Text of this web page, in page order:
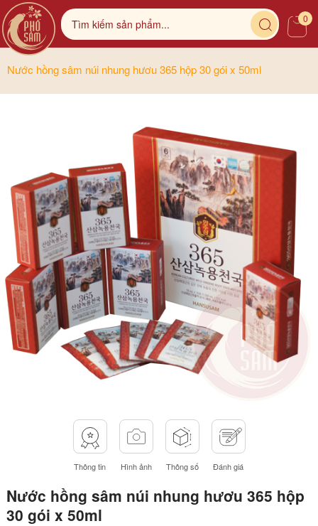
0
Nước hồng sâm núi nhung hươu 365 hộp 30 gói x 50ml
Thông tin Hình ảnh Thông số Đánh giá
Nước hồng sâm núi nhung hươu 365 hộp
30 gói x 50ml